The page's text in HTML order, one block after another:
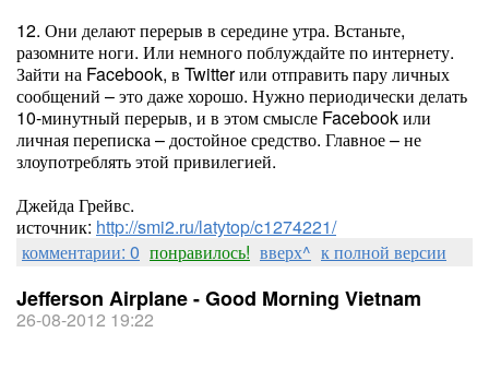
12. Они делают перерыв в середине утра. Встаньте,
разомните ноги. Или немного поблуждайте по интернету.
Зайти на Facebook, в Twitter или отправить пару личных
сообщений – это даже хорошо. Нужно периодически делать
10-минутный перерыв, и в этом смысле Facebook или
личная переписка – достойное средство. Главное – не
злоупотреблять этой привилегией.
Джейда Грейвс.
источник: http://smi2.ru/latytop/c1274221/
комментарии: 0 понравилось! вверх^ к полной версии
Jefferson Airplane - Good Morning Vietnam
26-08-2012 19:22